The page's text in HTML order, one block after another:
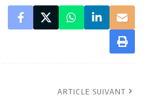
ARTICLE SUIVANT